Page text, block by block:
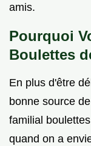
amis.
Pourquoi
Boulettes
En plus d'être
bonne source
familial
quand on a